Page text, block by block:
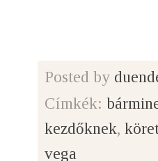
Posted by
Címkék:
kezdőknek,
vega